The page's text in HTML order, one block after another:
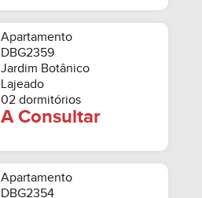
Apartamento
DBG2359
Jardim Botânico
Lajeado
02 dormitórios
A Consultar
Apartamento
DBG2354